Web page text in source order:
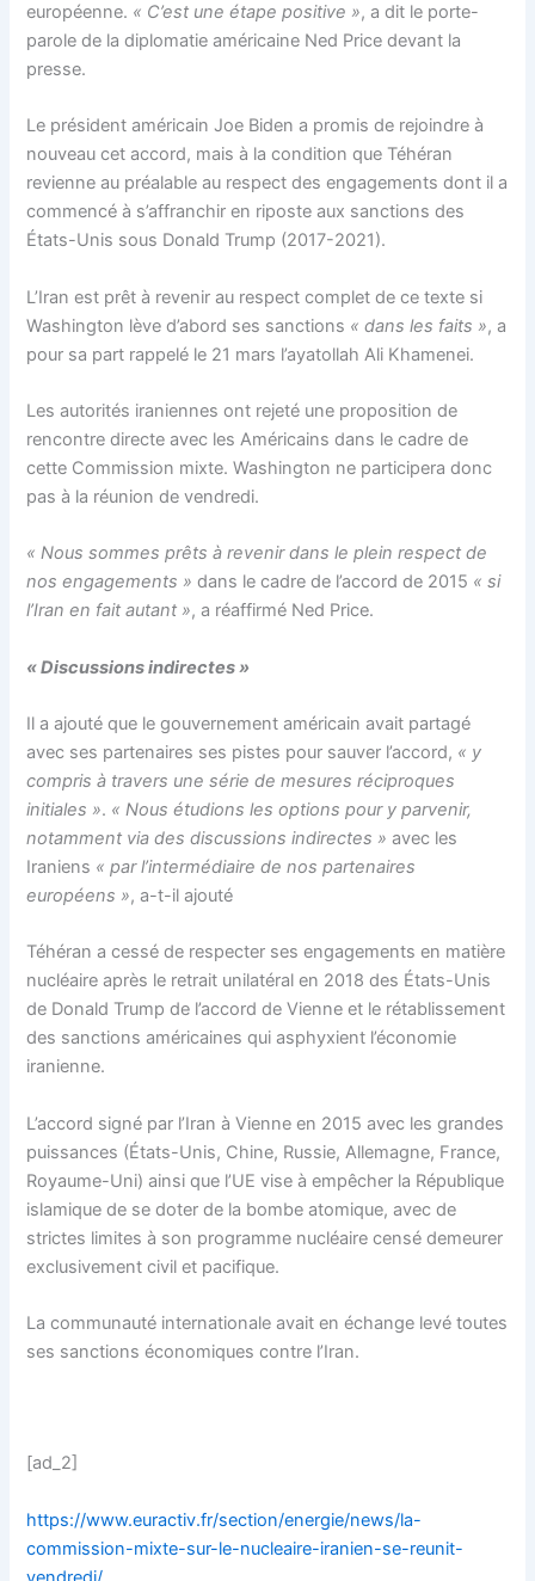
européenne. « C’est une étape positive », a dit le porte-
parole de la diplomatie américaine Ned Price devant la
presse.
Le président américain Joe Biden a promis de rejoindre à
nouveau cet accord, mais à la condition que Téhéran
revienne au préalable au respect des engagements dont il a
commencé à s’affranchir en riposte aux sanctions des
États-Unis sous Donald Trump (2017-2021).
L’Iran est prêt à revenir au respect complet de ce texte si
Washington lève d’abord ses sanctions « dans les faits », a
pour sa part rappelé le 21 mars l’ayatollah Ali Khamenei.
Les autorités iraniennes ont rejeté une proposition de
rencontre directe avec les Américains dans le cadre de
cette Commission mixte. Washington ne participera donc
pas à la réunion de vendredi.
« Nous sommes prêts à revenir dans le plein respect de
nos engagements » dans le cadre de l’accord de 2015 « si
l’Iran en fait autant », a réaffirmé Ned Price.
« Discussions indirectes »
Il a ajouté que le gouvernement américain avait partagé
avec ses partenaires ses pistes pour sauver l’accord, « y
compris à travers une série de mesures réciproques
initiales ». « Nous étudions les options pour y parvenir,
notamment via des discussions indirectes » avec les
Iraniens « par l’intermédiaire de nos partenaires
européens », a-t-il ajouté
Téhéran a cessé de respecter ses engagements en matière
nucléaire après le retrait unilatéral en 2018 des États-Unis
de Donald Trump de l’accord de Vienne et le rétablissement
des sanctions américaines qui asphyxient l’économie
iranienne.
L’accord signé par l’Iran à Vienne en 2015 avec les grandes
puissances (États-Unis, Chine, Russie, Allemagne, France,
Royaume-Uni) ainsi que l’UE vise à empêcher la République
islamique de se doter de la bombe atomique, avec de
strictes limites à son programme nucléaire censé demeurer
exclusivement civil et pacifique.
La communauté internationale avait en échange levé toutes
ses sanctions économiques contre l’Iran.
[ad_2]
https://www.euractiv.fr/section/energie/news/la-
commission-mixte-sur-le-nucleaire-iranien-se-reunit-